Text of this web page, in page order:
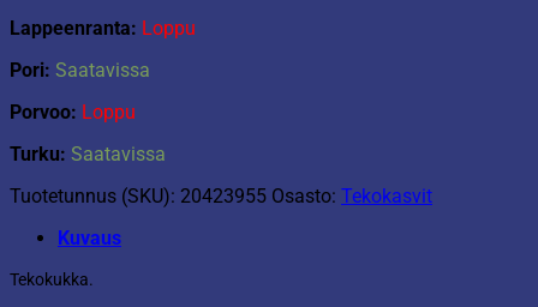
Lappeenranta: Loppu
Pori: Saatavissa
Porvoo: Loppu
Turku: Saatavissa
Tuotetunnus (SKU): 20423955 Osasto: Tekokasvit
Kuvaus
Tekokukka.